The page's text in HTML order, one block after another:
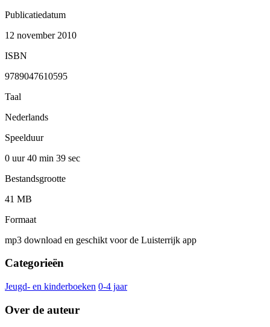
Publicatiedatum
12 november 2010
ISBN
9789047610595
Taal
Nederlands
Speelduur
0 uur 40 min 39 sec
Bestandsgrootte
41 MB
Formaat
mp3 download en geschikt voor de Luisterrijk app
Categorieën
Jeugd- en kinderboeken 0-4 jaar
Over de auteur